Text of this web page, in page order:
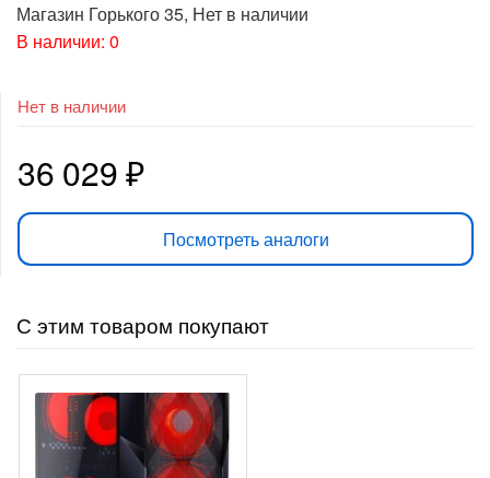
Магазин Горького 35, Нет в наличии
В наличии: 0
Нет в наличии
36 029₽
Посмотреть аналоги
С этим товаром покупают